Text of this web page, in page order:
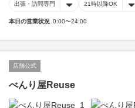
出張・訪問専門 21時以降OK
本日の営業状況 0:00〜24:00
店舗公式
べんり屋Reuse